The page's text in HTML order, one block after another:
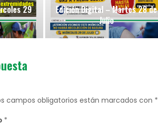
29
Edición Digital – Martes 28 de
Julio
campos obligatorios están marcados con *
*